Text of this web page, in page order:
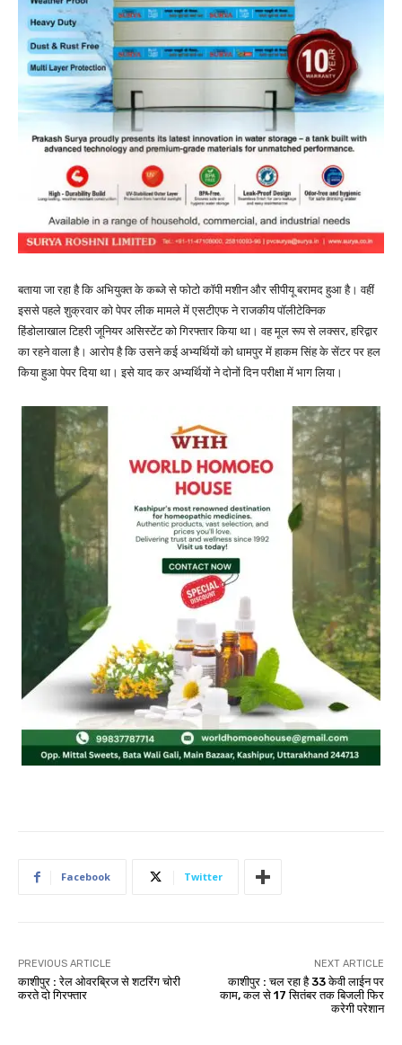
बताया जा रहा है कि अभियुक्त के कब्जे से फोटो कॉपी मशीन और सीपीयू बरामद हुआ है। वहीं
इससे पहले शुक्रवार को पेपर लीक मामले में एसटीएफ ने राजकीय पॉलीटेक्निक
हिंडोलाखाल टिहरी जूनियर असिस्टेंट को गिरफ्तार किया था। वह मूल रूप से लक्सर, हरिद्वार
का रहने वाला है। आरोप है कि उसने कई अभ्यर्थियों को धामपुर में हाकम सिंह के सेंटर पर हल
किया हुआ पेपर दिया था। इसे याद कर अभ्यर्थियों ने दोनों दिन परीक्षा में भाग लिया।
Facebook Twitter
PREVIOUS ARTICLE
काशीपुर : रेल ओवरब्रिज से शटरिंग चोरी
करते दो गिरफ्तार
NEXT ARTICLE
काशीपुर : चल रहा है 33 केवी लाईन पर
काम, कल से 17 सितंबर तक बिजली फिर
करेगी परेशान